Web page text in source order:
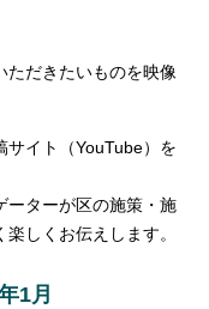
ただきたいものを映像
サイト（YouTube）を
ーターが区の施策・施
しくお伝えします。
1月